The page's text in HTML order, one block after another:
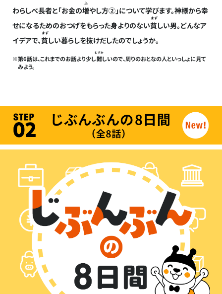
わらしべ長者と「お金の増
ふ
やし方②」について学びます。神様から幸
せになるためのおつげをもらった身よりのない貧
まず
しい男。どんなア
イデアで、貧
まず
しい暮らしを抜けだしたのでしょうか。
※第6話は、これまでのお話より少し難
むずか
しいので、周りのおとなの人といっしょに見て
みよう。